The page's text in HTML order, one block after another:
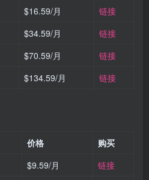
$16.59/月
链接
$34.59/月
链接
$70.59/月
链接
$134.59/月 链接
价格
购买
$9.59/月
链接